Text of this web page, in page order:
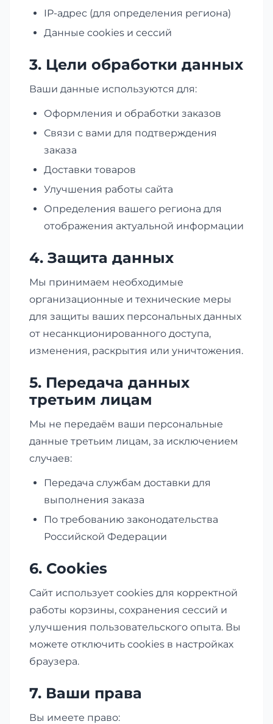
IP-адрес (для определения региона)
Данные cookies и сессий
3. Цели обработки данных
Ваши данные используются для:
Оформления и обработки заказов
Связи с вами для подтверждения
заказа
Доставки товаров
Улучшения работы сайта
Определения вашего региона для
отображения актуальной информации
4. Защита данных
Мы принимаем необходимые
организационные и технические меры
для защиты ваших персональных данных
от несанкционированного доступа,
изменения, раскрытия или уничтожения.
5. Передача данных
третьим лицам
Мы не передаём ваши персональные
данные третьим лицам, за исключением
случаев:
Передача службам доставки для
выполнения заказа
По требованию законодательства
Российской Федерации
6. Cookies
Сайт использует cookies для корректной
работы корзины, сохранения сессий и
улучшения пользовательского опыта. Вы
можете отключить cookies в настройках
браузера.
7. Ваши права
Вы имеете право: